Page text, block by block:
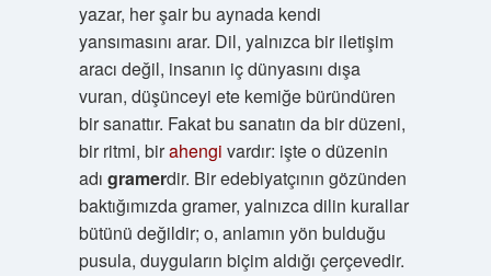
yazar, her şair bu aynada kendi
yansımasını arar. Dil, yalnızca bir iletişim
aracı değil, insanın iç dünyasını dışa
vuran, düşünceyi ete kemiğe büründüren
bir sanattır. Fakat bu sanatın da bir düzeni,
bir ritmi, birahengi vardır: işte o düzenin
adı gramerdir. Bir edebiyatçının gözünden
baktığımızda gramer, yalnızca dilin kurallar
bütünü değildir; o, anlamın yön bulduğu
pusula, duyguların biçim aldığı çerçevedir.